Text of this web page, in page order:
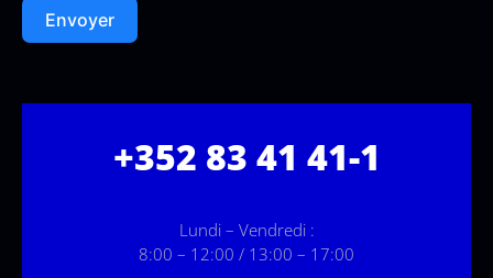
Envoyer
+352 83 41 41-1
Lundi – Vendredi :
8:00 – 12:00 / 13:00 – 17:00